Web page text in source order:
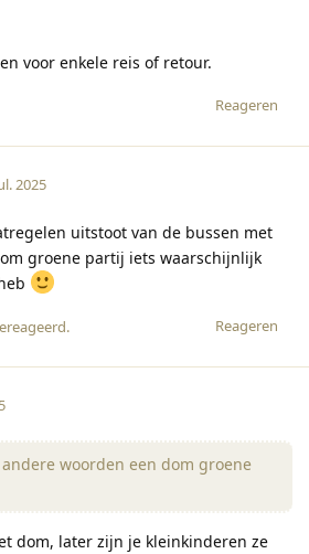
voor enkele reis of retour.
Reageren
2025
uitstoot van de bussen met
groene partij iets waarschijnlijk
Reageren
.
woorden een dom groene
dom, later zijn je kleinkinderen ze